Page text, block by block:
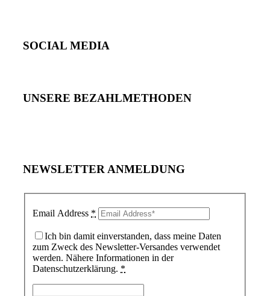
SOCIAL MEDIA
UNSERE BEZAHLMETHODEN
NEWSLETTER ANMELDUNG
Email Address *
Ich bin damit einverstanden, dass meine Daten
zum Zweck des Newsletter-Versandes verwendet
werden. Nähere Informationen in der
Datenschutzerklärung. *